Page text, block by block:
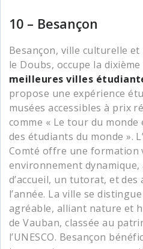
10 – Besançon
Besançon, ville culturelle
le Doubs, occupe la dixième
meilleures villes
propose une expérience
musées accessibles à prix
comme « Le tour du
des étudiants du monde ».
Comté offre une formation
environnement dynamique,
d’accueil, un tutorat, et
l’année. La ville se
agréable, alliant nature et
de Vauban, classée au
l’UNESCO. Besançon